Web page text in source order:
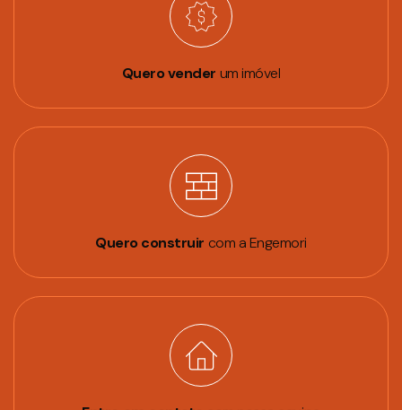
Quero vender um imóvel
Quero construir com a Engemori